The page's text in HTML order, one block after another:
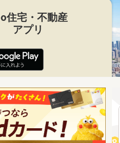
住宅・不動産
アプリ